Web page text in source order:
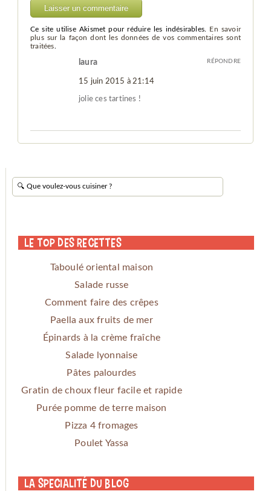
Ce site utilise Akismet pour réduire les indésirables. En savoir
plus sur la façon dont les données de vos commentaires sont
traitées.
laura
15 juin 2015 à 21:14
jolie ces tartines !
RÉPONDRE
Le Top des Recettes
Taboulé oriental maison
Salade russe
Comment faire des crêpes
Paella aux fruits de mer
Épinards à la crème fraîche
Salade lyonnaise
Pâtes palourdes
Gratin de choux fleur facile et rapide
Purée pomme de terre maison
Pizza 4 fromages
Poulet Yassa
La specialité du blog